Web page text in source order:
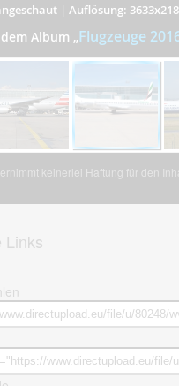
| Auflösung:
Album „Flugzeuge
keinerlei Haftung für den
Links